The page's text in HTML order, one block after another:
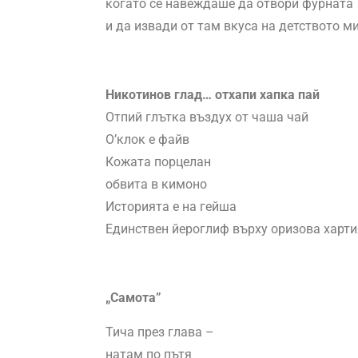
когато се навеждаше да отвори фурната
и да извади от там вкуса на детството
Никотинов глад… отхапи хапка пай
Отпий глътка въздух от чаша чай
О’клок е файв
Кожата порцелан
обвита в кимоно
Историята е на гейша
Единствен йероглиф върху оризова
„Самота”
Тича през глава –
натам по пътя